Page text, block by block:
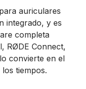
auriculares
integrado, y es
completa
RØDE Connect,
convierte en el
tiempos.